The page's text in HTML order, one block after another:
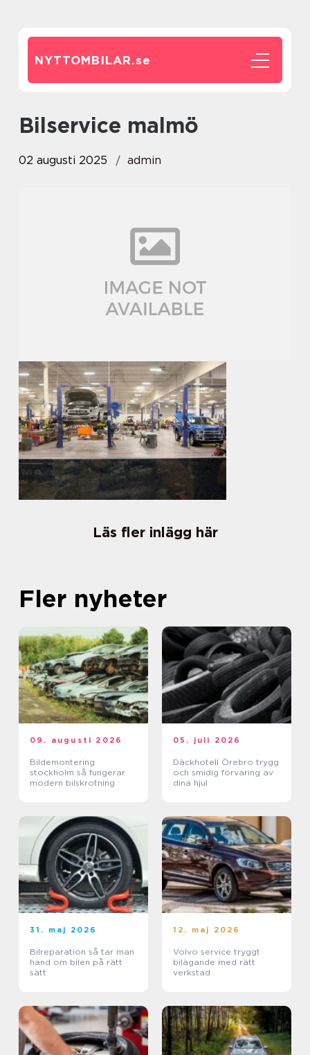
NYTTOMBILAR.se
bilservice malmö
02 augusti 2025 admin
Läs fler inlägg här
Fler nyheter
09. augusti 2026
Bildemontering
stockholm så fungerar
modern bilskrotning
05. juli 2026
Däckhotell Örebro trygg
och smidig förvaring av
dina hjul
31. maj 2026
Bilreparation så tar man
hand om bilen på rätt
sätt
12. maj 2026
Volvo service tryggt
bilägande med rätt
verkstad